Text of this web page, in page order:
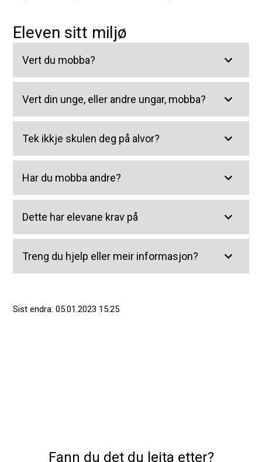
Eleven sitt miljø
Vert du mobba?
Vert din unge, eller andre ungar, mobba?
Tek ikkje skulen deg på alvor?
Har du mobba andre?
Dette har elevane krav på
Treng du hjelp eller meir informasjon?
Sist endra 05.01.2023 15:25
Fann du det du leita etter?